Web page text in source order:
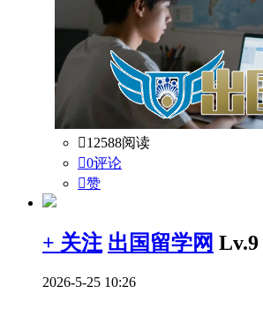
12588阅读
0评论
赞
+ 关注 出国留学网 Lv.9
2026-5-25 10:26